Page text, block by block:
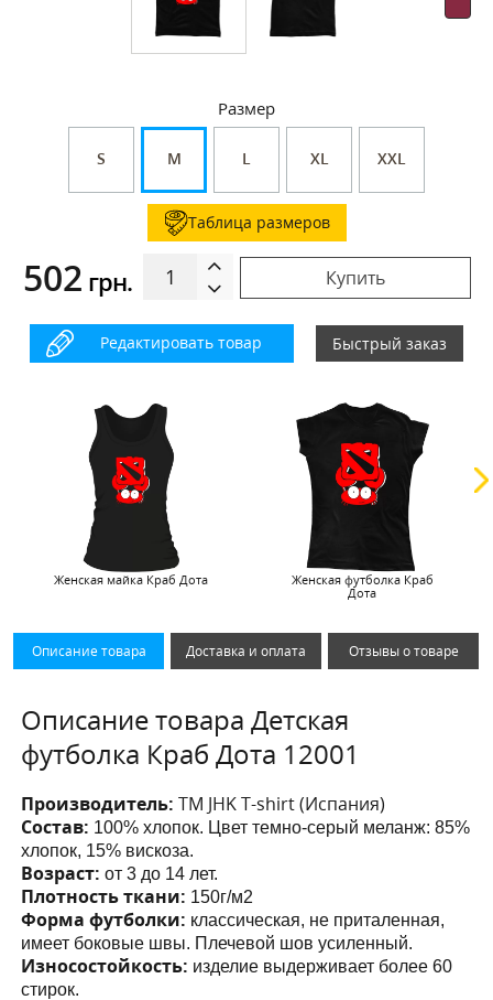
Размер
S M L XL XXL
Таблица размеров
502 грн. Купить
Редактировать товар Быстрый заказ
Женская майка Краб Дота
Женская футболка Краб
Дота
Описание товара Доставка и оплата Отзывы о товаре
Описание товара Детская
футболка Краб Дота 12001
Производитель:ТМ JHK T-shirt (Испания)
Состав: 100% хлопок. Цвет темно-серый меланж: 85%
хлопок, 15% вискоза.
Возраст: от 3 до 14 лет.
Плотность ткани: 150г/м2
Форма футболки: классическая, не приталенная,
имеет боковые швы. Плечевой шов усиленный.
Износостойкость: изделие выдерживает более 60
стирок.